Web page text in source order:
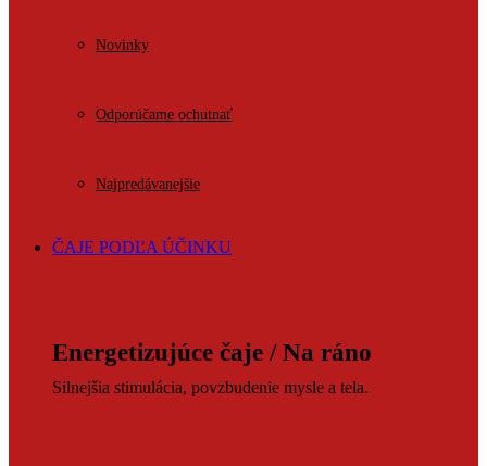
Novinky
Odporúčame ochutnať
Najpredávanejšie
ČAJE PODĽA ÚČINKU
Energetizujúce čaje / Na ráno
Silnejšia stimulácia, povzbudenie mysle a tela.